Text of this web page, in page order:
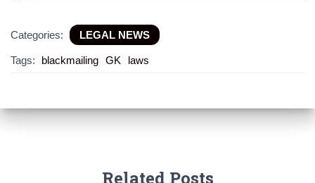
Categories: LEGAL NEWS
Tags: blackmailing GK laws
Related Posts